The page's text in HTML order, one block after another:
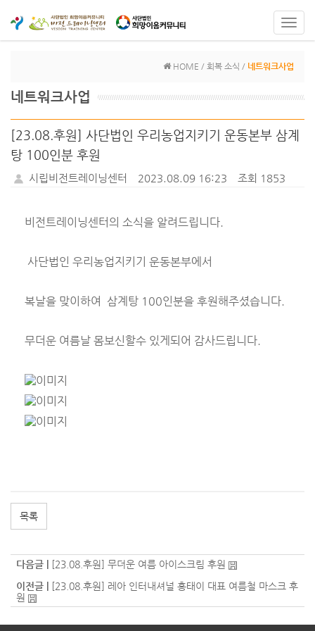
HOME / 회복 소식 / 네트워크사업
네트워크사업
[23.08.후원] 사단법인 우리농업지키기 운동본부 삼계
탕 100인분 후원
시립비전트레이닝센터 2023.08.09 16:23 조회 1853
비전트레이닝센터의 소식을 알려드립니다.
사단법인 우리농업지키기 운동본부에서
복날을 맞이하여 삼계탕 100인분을 후원해주셨습니다.
무더운 여름날 몸보신할수 있게되어 감사드립니다.
목록
다음글 |
[23.08.후원] 무더운 여름 아이스크림 후원
이전글 |
[23.08.후원] 레아 인터내셔널 홍태이 대표 여름철 마스크 후
원